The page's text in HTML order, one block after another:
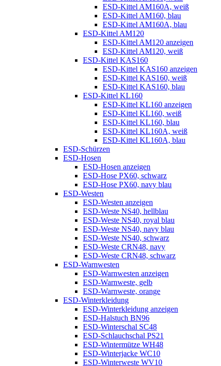
ESD-Kittel AM160A, weiß
ESD-Kittel AM160, blau
ESD-Kittel AM160A, blau
ESD-Kittel AM120
ESD-Kittel AM120 anzeigen
ESD-Kittel AM120, weiß
ESD-Kittel KAS160
ESD-Kittel KAS160 anzeigen
ESD-Kittel KAS160, weiß
ESD-Kittel KAS160, blau
ESD-Kittel KL160
ESD-Kittel KL160 anzeigen
ESD-Kittel KL160, weiß
ESD-Kittel KL160, blau
ESD-Kittel KL160A, weiß
ESD-Kittel KL160A, blau
ESD-Schürzen
ESD-Hosen
ESD-Hosen anzeigen
ESD-Hose PX60, schwarz
ESD-Hose PX60, navy blau
ESD-Westen
ESD-Westen anzeigen
ESD-Weste NS40, hellblau
ESD-Weste NS40, royal blau
ESD-Weste NS40, navy blau
ESD-Weste NS40, schwarz
ESD-Weste CRN48, navy
ESD-Weste CRN48, schwarz
ESD-Warnwesten
ESD-Warnwesten anzeigen
ESD-Warnweste, gelb
ESD-Warnweste, orange
ESD-Winterkleidung
ESD-Winterkleidung anzeigen
ESD-Halstuch BN96
ESD-Winterschal SC48
ESD-Schlauchschal PS21
ESD-Wintermütze WH48
ESD-Winterjacke WC10
ESD-Winterweste WV10